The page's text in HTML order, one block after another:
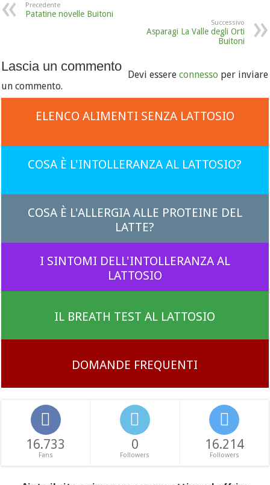
Precedente
Patatine novelle Buitoni
Successivo
Asparagi La Valle degli Orti
Buitoni
Lascia un commento
Devi essereconnesso per inviare
un commento.
ELENCO ALIMENTI SENZA LATTOSIO
COSA È L'INTOLLERANZA AL LATTOSIO?
COSA È L'ALLERGIA ALLE PROTEINE DEL
LATTE?
I SINTOMI DELL'INTOLLERANZA AL
LATTOSIO
IL BREATH TEST AL LATTOSIO
DOMANDE FREQUENTI
16.733
Fans
0
Followers
16.214
Followers